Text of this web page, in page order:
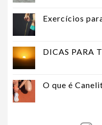
Exercícios
DICAS PARA
O que é